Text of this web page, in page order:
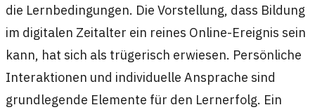
die Lernbedingungen. Die Vorstellung, dass Bildung
im digitalen Zeitalter ein reines Online-Ereignis sein
kann, hat sich als trügerisch erwiesen. Persönliche
Interaktionen und individuelle Ansprache sind
grundlegende Elemente für den Lernerfolg. Ein